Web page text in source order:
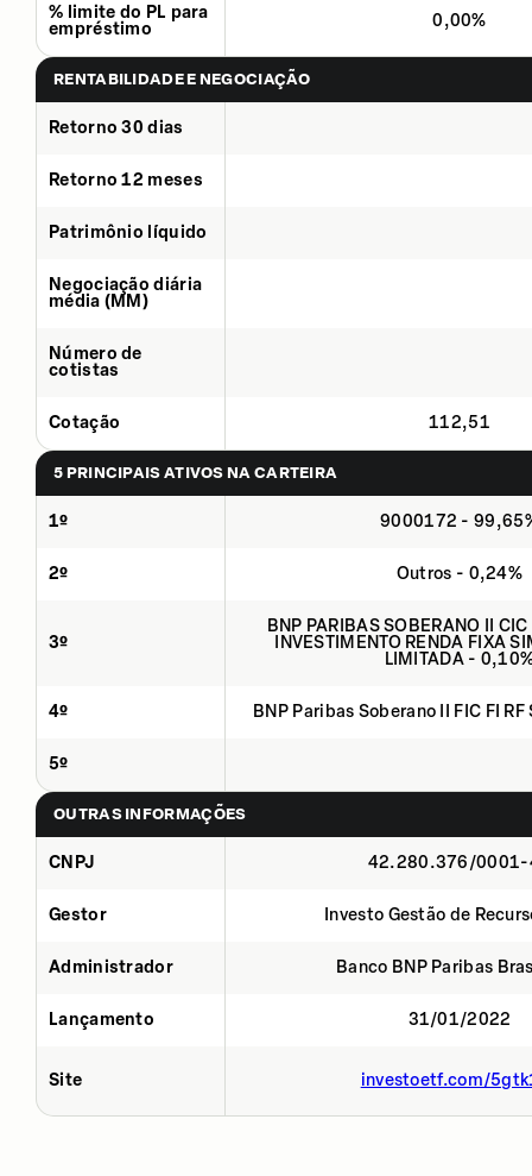
% limite do PL para
empréstimo
0,00%
RENTABILIDADE E NEGOCIAÇÃO
Retorno 30 dias
Retorno 12 meses
Patrimônio líquido
Negociação diária
média (MM)
Número de
cotistas
Cotação 112,51
5 PRINCIPAIS ATIVOS NA CARTEIRA
1º 9000172 -
2º Outros - 0,24%
3º
BNP PARIBAS SOBERANO II
INVESTIMENTO RENDA FIXA
LIMITADA -
4º BNP Paribas Soberano II FIC FI
5º
OUTRAS INFORMAÇÕES
CNPJ 42.280.376/0001-
Gestor Investo Gestão de
Administrador Banco BNP Paribas
Lançamento 31/01/2022
Site investoetf.com/